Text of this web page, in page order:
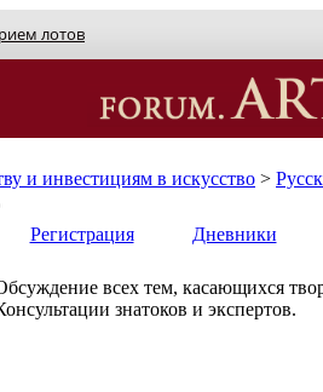
лотов
и инвестициям в искусство >
Регистрация Дневники
всех тем, касающихся
знатоков и экспертов.